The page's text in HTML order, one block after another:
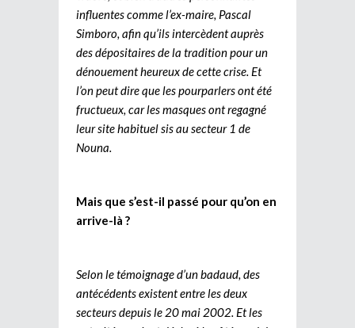
influentes comme l’ex-maire, Pascal
Simboro, afin qu’ils intercèdent auprès
des dépositaires de la tradition pour un
dénouement heureux de cette crise. Et
l’on peut dire que les pourparlers ont été
fructueux, car les masques ont regagné
leur site habituel sis au secteur 1 de
Nouna.
Mais que s’est-il passé pour qu’on en
arrive-là ?
Selon le témoignage d’un badaud, des
antécédents existent entre les deux
secteurs depuis le 20 mai 2002. Et les